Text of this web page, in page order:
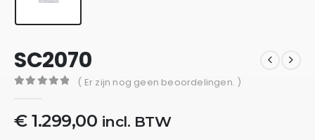
SC2070
( Er zijn nog geen beoordelingen. )
€1.299,00 incl. BTW